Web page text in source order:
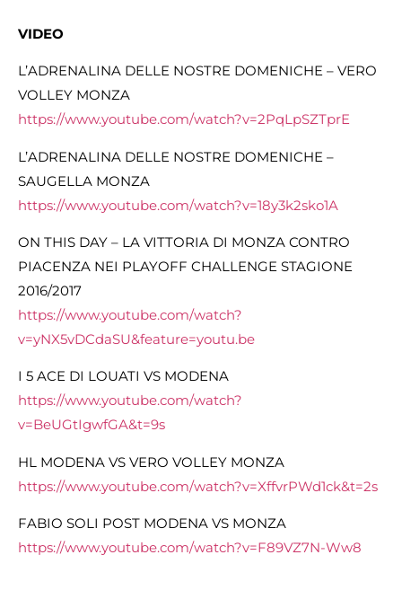
VIDEO
L’ADRENALINA DELLE NOSTRE DOMENICHE – VERO
VOLLEY MONZA
https://www.youtube.com/watch?v=2PqLpSZTprE
L’ADRENALINA DELLE NOSTRE DOMENICHE –
SAUGELLA MONZA
https://www.youtube.com/watch?v=18y3k2sko1A
ON THIS DAY – LA VITTORIA DI MONZA CONTRO
PIACENZA NEI PLAYOFF CHALLENGE STAGIONE
2016/2017
https://www.youtube.com/watch?
v=yNX5vDCdaSU&feature=youtu.be
I 5 ACE DI LOUATI VS MODENA
https://www.youtube.com/watch?
v=BeUGtIgwfGA&t=9s
HL MODENA VS VERO VOLLEY MONZA
https://www.youtube.com/watch?v=XffvrPWd1ck&t=2s
FABIO SOLI POST MODENA VS MONZA
https://www.youtube.com/watch?v=F89VZ7N-Ww8